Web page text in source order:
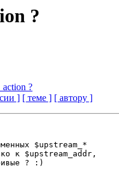
?
?
] [ теме ] [ автору ]
$upstream_*
к $upstream_addr,
? :)